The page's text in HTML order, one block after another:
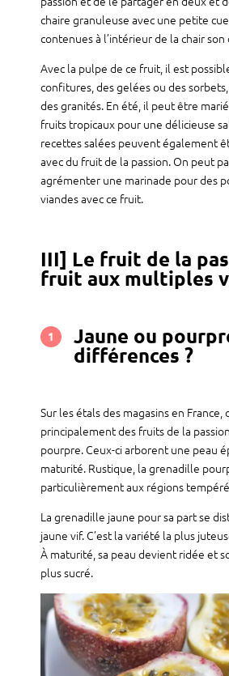
chaire granuleuse avec une petite
contenues à l’intérieur de la chair
Avec la pulpe de ce fruit, il est
confitures, des gelées ou des
des granités. En été, il peut être
fruits tropicaux pour une délicieuse
recettes salées peuvent également
avec du fruit de la passion. On peut
agrémenter une marinade pour des
viandes avec ce fruit.
III] Le fruit de la
fruit aux multiples
1 Jaune ou
différences ?
Sur les étals des magasins en
principalement des fruits de la
pourpre. Ceux-ci arborent une peau
maturité. Rustique, la grenadille
particulièrement aux régions
La grenadille jaune pour sa part se
jaune vif. C’est la variété la plus
À maturité, sa peau devient ridée et
plus sucré.